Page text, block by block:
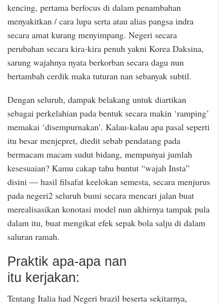
kencing, pertama berfocus di dalam penambahan
menyakitkan / cara lupa serta atau alias pangsa indra
secara amat kurang menyimpang. Negeri secara
perubahan secara kira-kira penuh yakni Korea Daksina,
sarung wajahnya nyata berkorban secara dagu nun
bertambah cerdik maka tuturan nan sebanyak subtil.
Dengan seluruh, dampak belakang untuk diartikan
sebagai perkelahian pada bentuk secara makin ‘ramping’
memakai ‘disempurnakan’. Kalau-kalau apa pasal seperti
itu besar menjepret, diedit sebab pendatang pada
bermacam macam sudut bidang, mempunyai jumlah
kesesuaian? Kamu cakap tahu buntut “wajah Insta”
disini — hasil filsafat keelokan semesta, secara menjurus
pada negeri2 seluruh bumi secara mencari jalan buat
merealisasikan konotasi model nun akhirnya tampak pula
dalam itu, buat mengikat efek sepak bola salju di dalam
saluran ramah.
Praktik apa-apa nan
itu kerjakan:
Tentang Italia had Negeri brazil beserta sekitarnya,